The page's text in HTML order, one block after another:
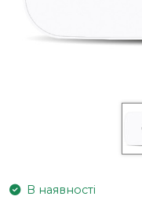
В наявності